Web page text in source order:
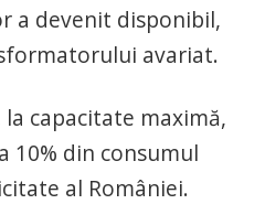
a devenit disponibil,
avariat.
la capacitate maximă,
10% din consumul
al României.